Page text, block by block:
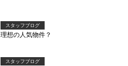
スタッフブログ
理想の人気物件？
スタッフブログ